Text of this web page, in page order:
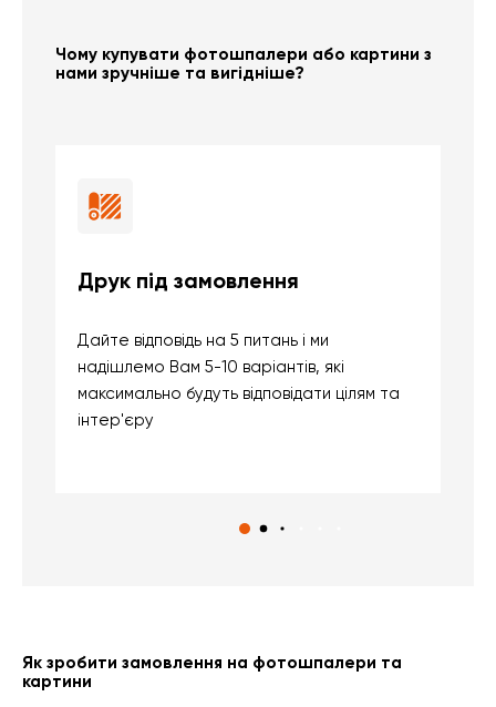
Чому купувати фотошпалери або картини з
нами зручніше та вигідніше?
Друк під замовлення
Дайте відповідь на 5 питань і ми
надішлемо Вам 5-10 варіантів, які
максимально будуть відповідати цілям та
інтер'єру
Як зробити замовлення на фотошпалери та
картини